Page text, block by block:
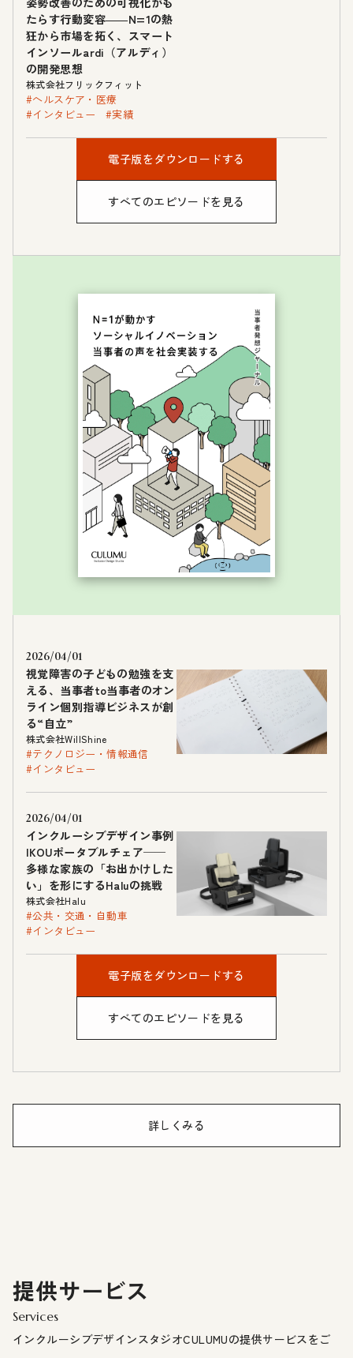
たらす行動変容――N=1の熱
狂から市場を拓く、スマート
インソールardi（アルディ）
の開発思想
株式会社フリックフィット
#ヘルスケア・医療
#インタビュー
#実績
電子版をダウンロードする
すべてのエピソードを見る
2026/04/01
視覚障害の子どもの勉強を支
える、当事者to当事者のオン
ライン個別指導ビジネスが創
る“自立”
株式会社WillShine
#テクノロジー・情報通信
#インタビュー
2026/04/01
インクルーシブデザイン事例
IKOUポータブルチェア──
多様な家族の「お出かけした
い」を形にするHaluの挑戦
株式会社Halu
#公共・交通・自動車
#インタビュー
電子版をダウンロードする
すべてのエピソードを見る
詳しくみる
提供サービス
Services
インクルーシブデザインスタジオCULUMUの提供サービスをご